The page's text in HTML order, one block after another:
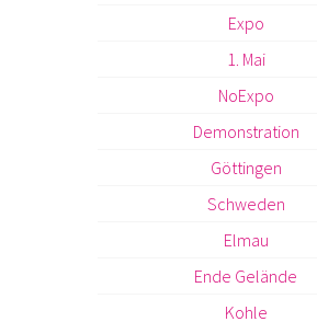
Expo
1. Mai
NoExpo
Demonstration
Göttingen
Schweden
Elmau
Ende Gelände
Kohle